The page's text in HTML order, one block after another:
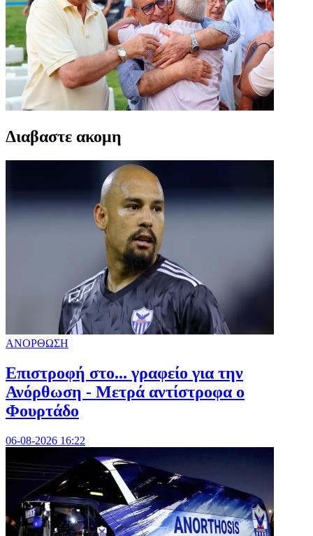
Διαβαστε ακομη
ΑΝΟΡΘΩΣΗ
Επιστροφή στο... γραφείο για την
Ανόρθωση - Μετρά αντίστροφα ο
Φουρτάδο
06-08-2026 16:22